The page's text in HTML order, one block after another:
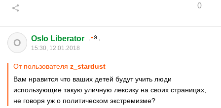
0
O Oslo Liberator
15:30, 12.01.2018
От пользователя z_stardust
Вам нравится что ваших детей будут учить люди
использующие такую уличную лексику на своих страницах,
не говоря уж о политическом экстремизме?